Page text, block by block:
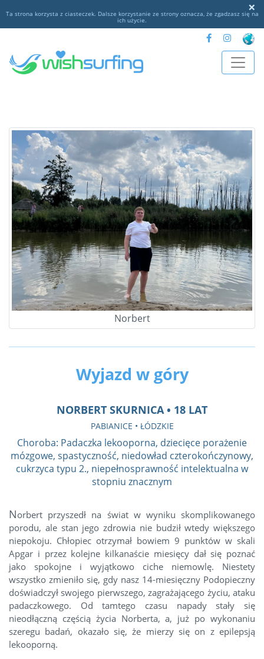
×
Ta strona korzysta z ciasteczek. Dalsze korzystanie ze strony oznacza, że zgadzasz się na
ich użycie.
xs
Norbert
Wyjazd w góry
NORBERT SKURNICA • 18 LAT
PABIANICE • ŁÓDZKIE
Choroba: Padaczka lekooporna, dziecięce porażenie
mózgowe, spastyczność, niedowład czterokończynowy,
cukrzyca typu 2., niepełnosprawność intelektualna w
stopniu znacznym
Norbert przyszedł na świat w wyniku skomplikowanego
porodu, ale stan jego zdrowia nie budził wtedy większego
niepokoju. Chłopiec otrzymał bowiem 9 punktów w skali
Apgar i przez kolejne kilkanaście miesięcy dał się poznać
jako spokojne i wyjątkowo ciche niemowlę. Niestety
wszystko zmieniło się, gdy nasz 14-miesięczny Podopieczny
doświadczył swojego pierwszego, zagrażającego życiu, ataku
padaczkowego. Od tamtego czasu napady stały się
nieodłączną częścią życia Norberta, a, już po wykonaniu
szeregu badań, okazało się, że mierzy się on z epilepsją
lekooporną.